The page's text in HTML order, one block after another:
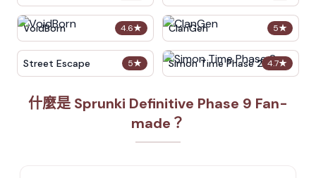
4.6★
VoidBorn 5★
ClanGen
5★
Street Escape 4.7★
Simon Time Phase 2
什麼是 Sprunki Definitive Phase 9 Fan-
made？